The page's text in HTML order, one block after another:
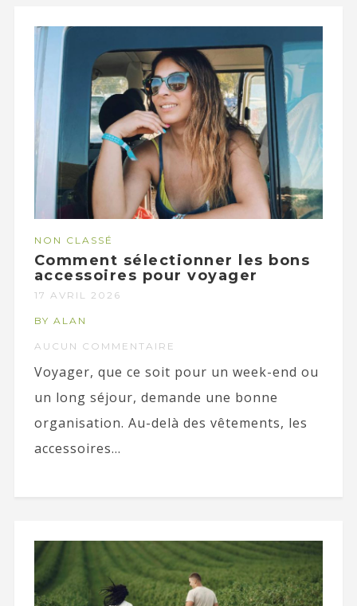
NON CLASSÉ
Comment sélectionner les bons
accessoires pour voyager
17 AVRIL 2026
BY ALAN
AUCUN COMMENTAIRE
Voyager, que ce soit pour un week-end ou
un long séjour, demande une bonne
organisation. Au-delà des vêtements, les
accessoires...